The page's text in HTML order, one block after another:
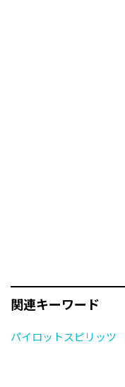
関連キーワード
パイロットスピリッツ